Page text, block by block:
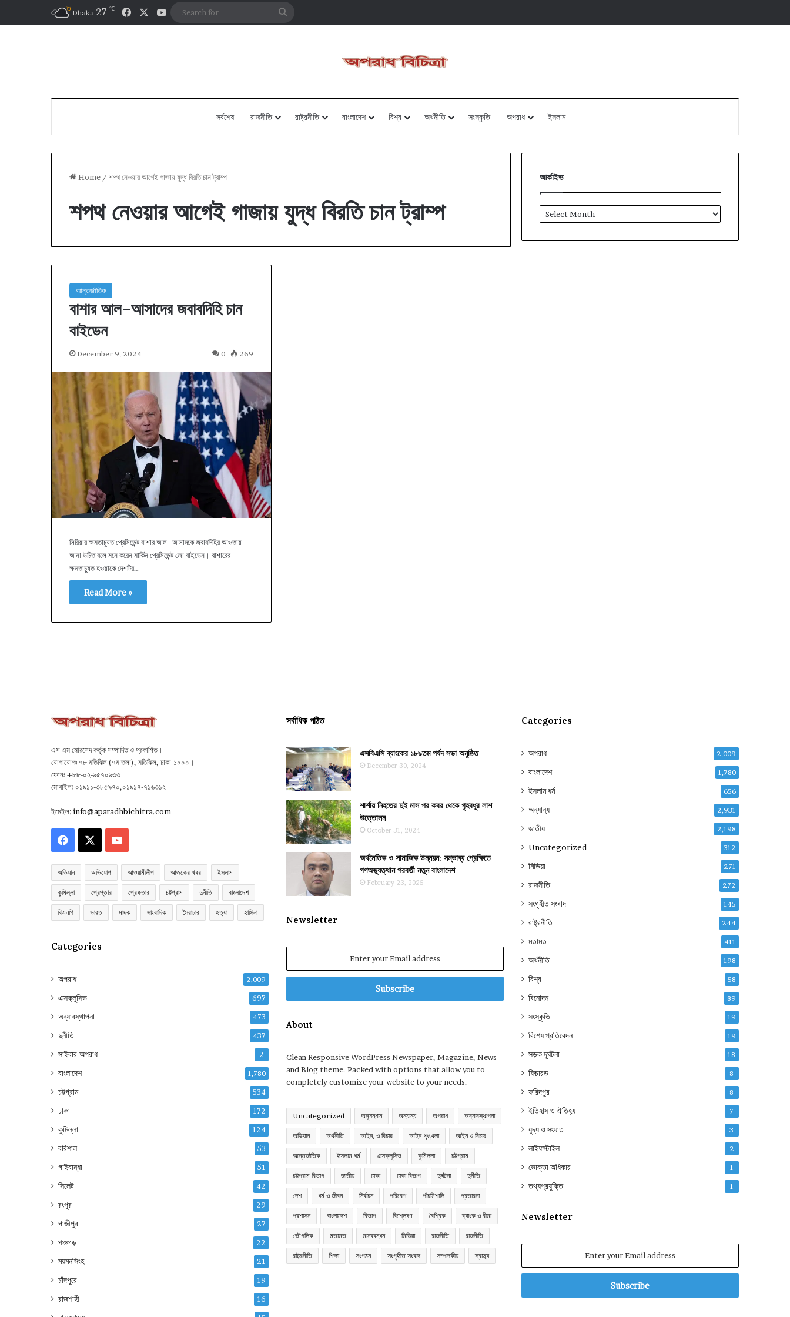
Dhaka 27 ℃ FacebookYouTube
সর্বশেষ রাজনীতি রাষ্ট্রনীতি বাংলাদেশ বিশ্ব অর্থনীতি সংস্কৃতি অপরাধ ইসলাম
Home / শপথ নেওয়ার আগেই গাজায় যুদ্ধ বিরতি চান ট্রাম্প
শপথ নেওয়ার আগেই গাজায় যুদ্ধ বিরতি চান ট্রাম্প
আন্তর্জাতিক
বাশার আল–আসাদের জবাবদিহি চান
বাইডেন
December 9, 2024 0 269
সিরিয়ার ক্ষমতাচ্যুত প্রেসিডেন্ট বাশার আল–আসাদকে জবাবদিহির আওতায়
আনা উচিত বলে মনে করেন মার্কিন প্রেসিডেন্ট জো বাইডেন। বাশারের
ক্ষমতাচ্যুত হওয়াকে দেশটির…
Read More »
আর্কাইভ
আর্কাইভ
এস এম মোরশেদ কর্তৃক সম্পাদিত ও প্রকাশিত।
যোগাযোগঃ ৭৮ মতিঝিল (৭ম তলা), মতিঝিল, ঢাকা-১০০০।
ফোনঃ +৮৮-০২-৯৫৭০৯৩৩
মোবাইলঃ ০১৯১১-৩৮৫৯৭০,০১৯১৭-৭১৬৩১২
ইমেইল:info@aparadhbichitra.com
Facebook YouTube
অভিযান অভিযোগ আওয়ামীলীগ আজকের খবর ইসলাম
কুমিল্লা গ্রেপ্তার গ্রেফতার চট্টগ্রাম দুর্নীতি বাংলাদেশ
বিএনপি ভারত মাদক সাংবাদিক সৈরাচার হত্যা হাসিনা
Categories
অপরাধ 2,009
এক্সক্লুসিভ 697
অব্যাবস্থাপনা 473
দুর্নীতি 437
সাইবার অপরাধ 2
বাংলাদেশ 1,780
চট্টগ্রাম 534
ঢাকা 172
কুমিল্লা 124
বরিশাল 53
গাইবান্ধা 51
সিলেট 42
রংপুর 29
গাজীপুর 27
পঞ্চগড় 22
ময়মনসিংহ 21
চাঁদপুরে 19
রাজশাহী 16
সর্বাধিক পঠিত
এসবিএসি ব্যাংকের ১৮৯তম পর্ষদ সভা অনুষ্ঠিত
December 30, 2024
শার্শায় নিহতের দুই মাস পর কবর থেকে গৃহবধূর লাশ
উত্তোলন
October 31, 2024
অর্থনৈতিক ও সামাজিক উন্নয়ন: সম্ভাব্য প্রেক্ষিতে
গণঅভ্যুত্থান পরবর্তী নতুন বাংলাদেশ
February 23, 2025
Newsletter
Email
About
Clean Responsive WordPress Newspaper, Magazine, News
and Blog theme. Packed with options that allow you to
completely customize your website to your needs.
Uncategorized অনুসন্ধান অন্যান্য অপরাধ অব্যাবস্থাপনা
অভিযান অর্থনীতি আইন, ও বিচার আইন-শৃঙ্খলা আইন ও বিচার
আন্তর্জাতিক ইসলাম ধর্ম এক্সক্লুসিভ কুমিল্লা চট্টগ্রাম
চট্টগ্রাম বিভাগ জাতীয় ঢাকা ঢাকা বিভাগ দুর্ঘটনা দুর্নীতি
দেশ ধর্ম ও জীবন নির্বাচন পরিবেশ পাঁচমিশালি প্রতারনা
প্রশাসন বাংলাদেশ বিভাগ বিশ্লেষণ বৈশ্বিক ব্যাংক ও বীমা
ভৌগলিক মতামত মানববন্ধন মিডিয়া রাজনীতি রাজনীতি
রাষ্ট্রনীতি শিক্ষা সংগঠন সংগৃহীত সংবাদ সম্পাদকীয় স্বাস্থ্য
Categories
অপরাধ 2,009
বাংলাদেশ 1,780
ইসলাম ধর্ম 656
অন্যান্য 2,931
জাতীয় 2,198
Uncategorized 312
মিডিয়া 271
রাজনীতি 272
সংগৃহীত সংবাদ 145
রাষ্ট্রনীতি 244
মতামত 411
অর্থনীতি 198
বিশ্ব 58
বিনোদন 89
সংস্কৃতি 19
বিশেষ প্রতিবেদন 19
সড়ক দূর্ঘটনা 18
ফিচারড 8
ফরিদপুর 8
ইতিহাস ও ঐতিহ্য 7
যুদ্ধ ও সংঘাত 3
লাইফস্টাইল 2
ভোক্তা অধিকার 1
তথ্যপ্রযুক্তি 1
Newsletter
Email